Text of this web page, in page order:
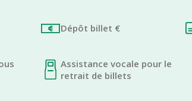
Dépôt billet €
Assistance vocale pour le
retrait de billets